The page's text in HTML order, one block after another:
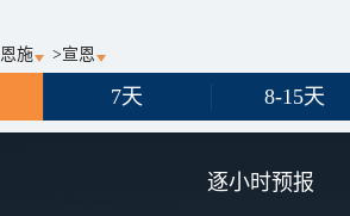
恩施 >宣恩
7天 8-15天
逐小时预报